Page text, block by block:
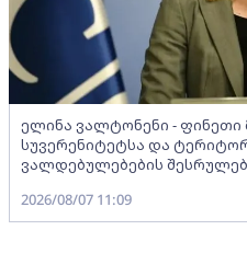
ელინა ვალტონენი - ფინეთი
სუვერენიტეტსა და
ვალდებულებების
2026/08/07 11:09